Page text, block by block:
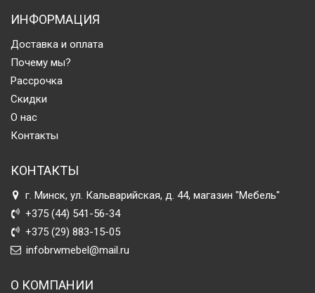
ИНФОРМАЦИЯ
Доставка и оплата
Почему мы?
Рассрочка
Скидки
О нас
Контакты
КОНТАКТЫ
г. Минск, ул. Кальварийская, д. 44, магазин "Мебель"
+375 (44) 541-56-34
+375 (29) 883-15-05
infobrwmebel@mail.ru
О КОМПАНИИ